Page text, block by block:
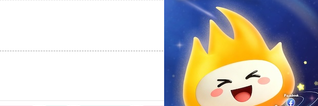
支持[0] 反对[0]